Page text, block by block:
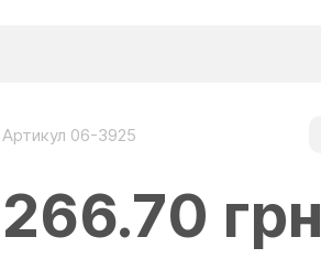
Артикул 06-3925
266.70 грн